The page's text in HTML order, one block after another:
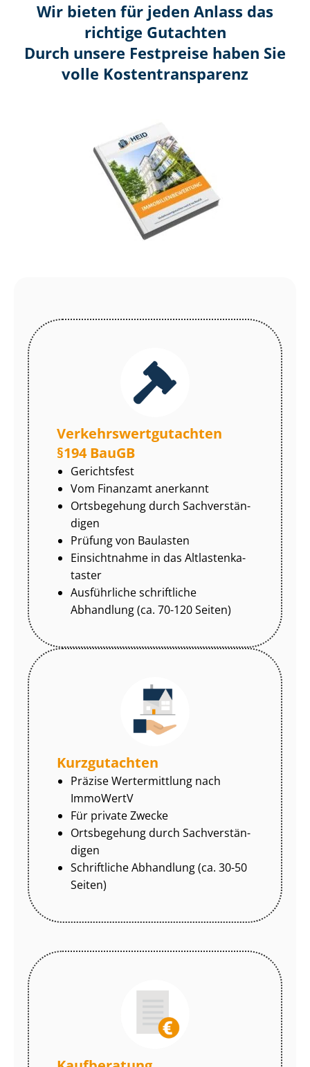
Wir bieten für jeden Anlass das
richtige Gutachten
Durch unsere Festpreise haben Sie
volle Kosten­transparenz
Ver­kehrs­wert­gut­ach­ten
§194 BauGB
Gerichtsfest
Vom Finanzamt anerkannt
Ortsbegehung durch Sach­ver­stän­
di­gen
Prüfung von Baulasten
Einsichtnahme in das Alt­las­ten­ka­
tas­ter
Ausführliche schriftliche
Abhandlung (ca. 70-120 Seiten)
Kurzgutachten
Präzise Wertermittlung nach
ImmoWertV
Für private Zwecke
Ortsbegehung durch Sach­ver­stän­
di­gen
Schriftliche Abhandlung (ca. 30-50
Seiten)